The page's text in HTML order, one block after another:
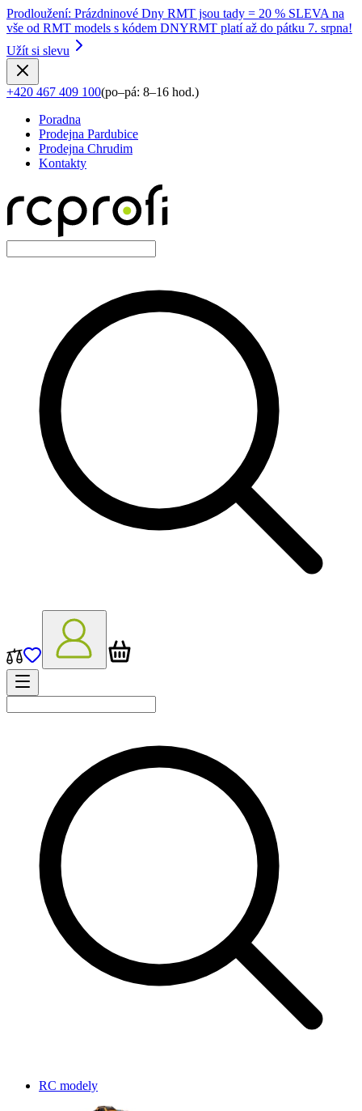
Prodloužení: Prázdninové Dny RMT jsou tady = 20 % SLEVA na
vše od RMT models s kódem DNYRMT platí až do pátku 7. srpna!
Užít si slevu
+420 467 409 100(po–pá: 8–16 hod.)
Poradna
Prodejna Pardubice
Prodejna Chrudim
Kontakty
RC modely